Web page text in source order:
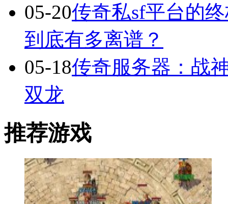
05-20传奇私sf平台的
到底有多离谱？
05-18传奇服务器：战
双龙
推荐游戏